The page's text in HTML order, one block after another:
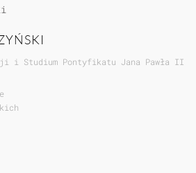
i Studium Pontyfikatu Jana Pawła II